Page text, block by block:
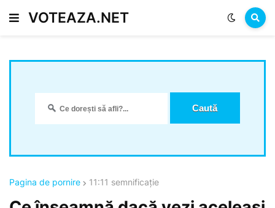
VOTEAZA.NET
Pagina de pornire 11:11 semnificație